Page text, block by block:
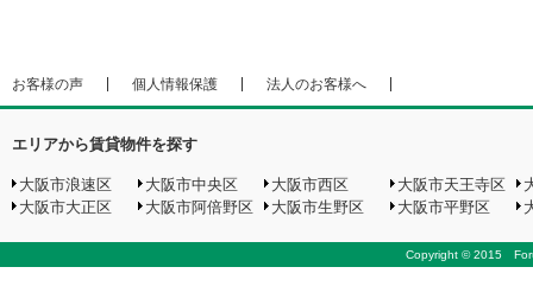
お客様の声 個人情報保護 法人のお客様へ
エリアから賃貸物件を探す
大阪市浪速区 大阪市中央区 大阪市西区 大阪市天王寺区
大阪市大正区
大阪市阿倍野区 大阪市生野区 大阪市平野区
Copyright © 2015